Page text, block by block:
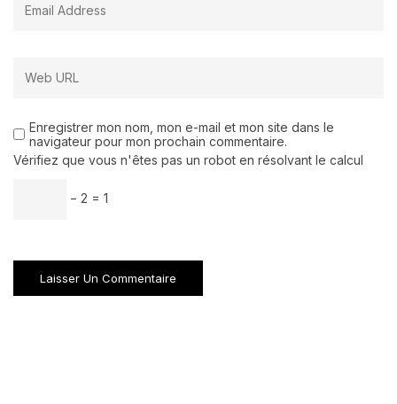
Enregistrer mon nom, mon e-mail et mon site dans le
navigateur pour mon prochain commentaire.
Vérifiez que vous n'êtes pas un robot en résolvant le calcul
− 2 = 1